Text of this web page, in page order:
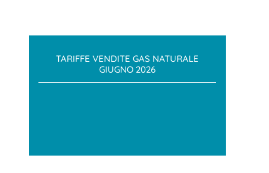
TARIFFE VENDITE GAS NATURALE
GIUGNO 2026